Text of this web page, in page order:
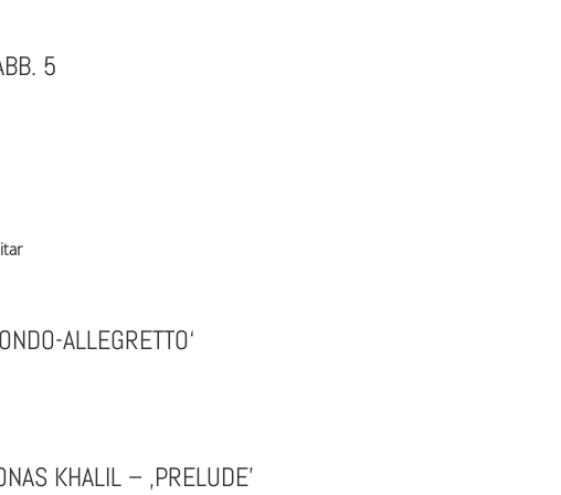
5
ALLEGRETTO‘
KHALIL – ‚PRELUDE’